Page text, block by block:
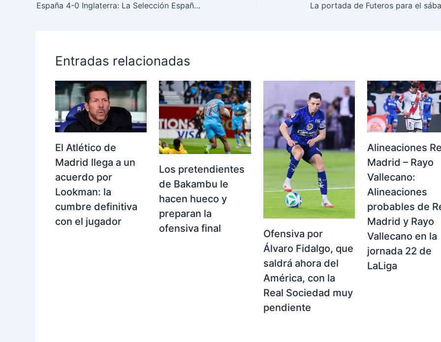
España 4-0 Inglaterra: La Selección Española golea y se acerca al pase directo para el Mundial 2027
Entradas relacionadas
El Atlético de
Madrid llega a un
acuerdo por
Lookman: la
cumbre definitiva
con el jugador
Los pretendientes
de Bakambu le
hacen hueco y
preparan la
ofensiva final
Ofensiva por
Álvaro Fidalgo, que
saldrá ahora del
América, con la
Real Sociedad muy
pendiente
Alineaciones
Madrid – Rayo
Vallecano:
Alineaciones
probables de
Madrid y Rayo
Vallecano en la
jornada 22 de
LaLiga